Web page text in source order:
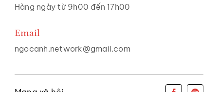
Hàng ngày từ 9h00 đến 17h00
Email
ngocanh.network@gmail.com